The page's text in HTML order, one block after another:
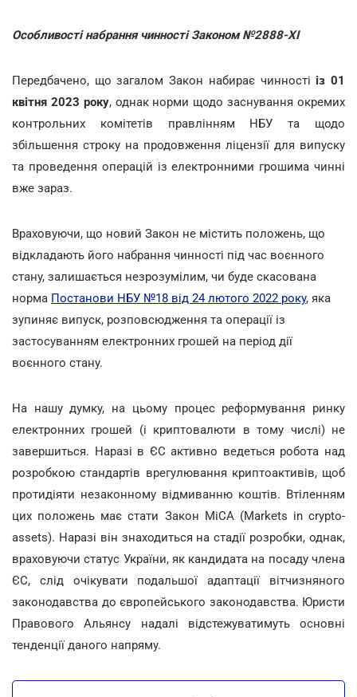
Особливості набрання чинності Законом №2888-ХІ
Передбачено, що загалом Закон набирає чинності із 01
квітня 2023 року, однак норми щодо заснування окремих
контрольних комітетів правлінням НБУ та щодо
збільшення строку на продовження ліцензії для випуску
та проведення операцій із електронними грошима чинні
вже зараз.
Враховуючи, що новий Закон не містить положень, що
відкладають його набрання чинності під час воєнного
стану, залишається незрозумілим, чи буде скасована
норма Постанови НБУ №18 від 24 лютого 2022 року, яка
зупиняє випуск, розповсюдження та операції із
застосуванням електронних грошей на період дії
воєнного стану.
На нашу думку, на цьому процес реформування ринку
електронних грошей (і криптовалюти в тому числі) не
завершиться. Наразі в ЄС активно ведеться робота над
розробкою стандартів врегулювання криптоактивів, щоб
протидіяти незаконному відмиванню коштів. Втіленням
цих положень має стати Закон МіСА (Markets in crypto-
assets). Наразі він знаходиться на стадії розробки, однак,
враховуючи статус України, як кандидата на посаду члена
ЄС, слід очікувати подальшої адаптації вітчизняного
законодавства до європейського законодавства. Юристи
Правового Альянсу надалі відстежуватимуть основні
тенденції даного напряму.